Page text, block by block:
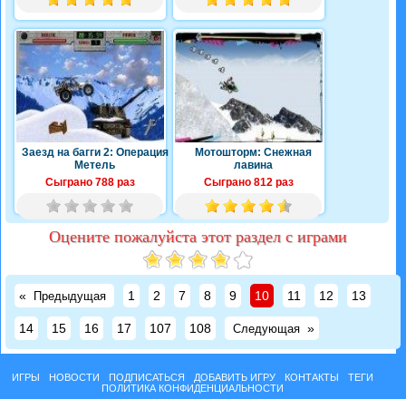
Заезд на багги 2: Операция
Метель
Сыграно 788 раз
Мотошторм: Снежная
лавина
Сыграно 812 раз
Оцените пожалуйста этот раздел с играми
« Предыдущая 1 2 7 8 9 10 11 12 13
14 15 16 17 107 108 Следующая »
ИГРЫ НОВОСТИ ПОДПИСАТЬСЯ ДОБАВИТЬ ИГРУ КОНТАКТЫ
ТЕГИ
ПОЛИТИКА КОНФИДЕНЦИАЛЬНОСТИ